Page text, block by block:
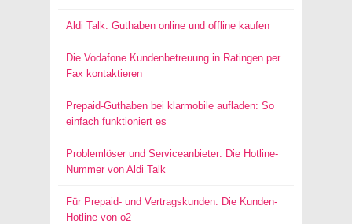
Aldi Talk: Guthaben online und offline kaufen
Die Vodafone Kundenbetreuung in Ratingen per
Fax kontaktieren
Prepaid-Guthaben bei klarmobile aufladen: So
einfach funktioniert es
Problemlöser und Serviceanbieter: Die Hotline-
Nummer von Aldi Talk
Für Prepaid- und Vertragskunden: Die Kunden-
Hotline von o2